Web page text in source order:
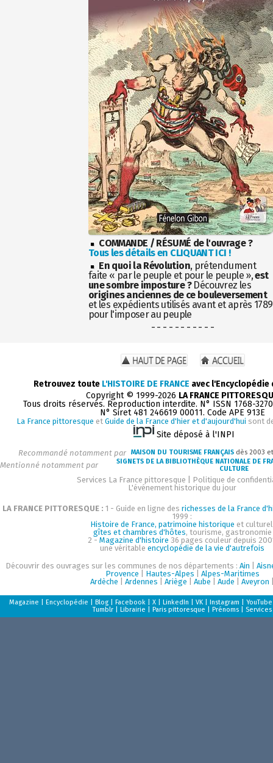
COMMANDE / RÉSUMÉ de l'ouvrage ?
Tous les détails en CLIQUANT ICI !
En quoi la Révolution, prétendument
faite « par le peuple et pour le peuple »,est
une sombre imposture ?Découvrez les
origines anciennes de ce bouleversement
et les expédients utilisés avant et après 1789
pour l'imposer au peuple
- - - - - - - - - - -
Retrouvez toute L'HISTOIRE DE FRANCE avec
Copyright © 1999-2026 LA FRANCE
Tous droits réservés. Reproduction interdite. N° ISSN 1768-
N° Siret 481 246619 00011. Code APE 913E
La France pittoresque et Guide de la France d'hier et d'aujourd'hui sont
Site déposé à l'INPI
Recommandé notamment par MAISON DU TOURISME FRANÇAIS dès 2003
Mentionné notamment par
SIGNETS DE LA BIBLIOTHÈQUE NATIONALE DE
CULTURE
Services La France pittoresque
Politique de
L'événement historique du jour
LA FRANCE PITTORESQUE : 1 - Guide en ligne des richesses de la France
1999 :
Histoire de France, patrimoine historique et
gîtes et chambres d'hôtes, tourisme, gastronomie
2 - Magazine d'histoire 36 pages couleur depuis
une véritableencyclopédie de la vie d'autrefois
Découvrir des ouvrages sur les communes de nos départements :Ain |
Provence
Hautes-Alpes
Alpes-Maritimes
Ardèche |Ardennes |Ariège |Aube |Aude |Aveyron
Magazine |Encyclopédie |Blog |Facebook |X |LinkedIn |VK |Instagram |YouTube
Tumblr |Librairie |Paris pittoresque |Prénoms Services